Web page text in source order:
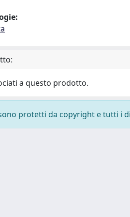
a questo prodotto.
protetti da copyright e tutti i